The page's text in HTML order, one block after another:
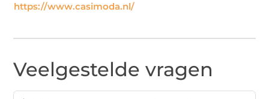
https://www.casimoda.nl/
Veelgestelde vragen